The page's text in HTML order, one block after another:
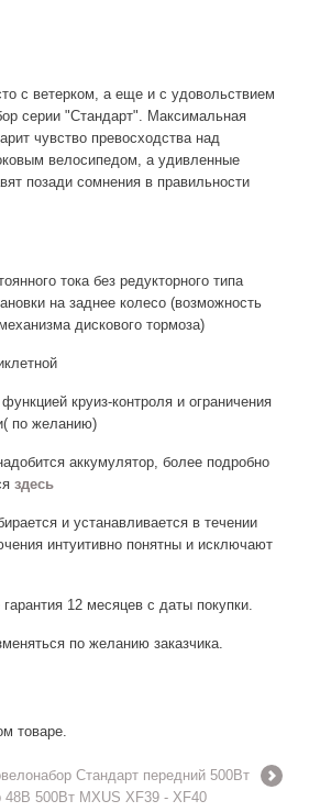
с ветерком, а еще и с удовольствием
серии "Стандарт". Максимальная
чувство превосходства над
велосипедом, а удивленные
позади сомнения в правильности
тока без редукторного типа
на заднее колесо (возможность
дискового тормоза)
круиз-контроля и ограничения
по желанию)
аккумулятор, более подробно
здесь
и устанавливается в течении
интуитивно понятны и исключают
12 месяцев с даты покупки.
по желанию заказчика.
товаре.
Стандарт передний 500Вт
48В 500Вт MXUS XF39 - XF40